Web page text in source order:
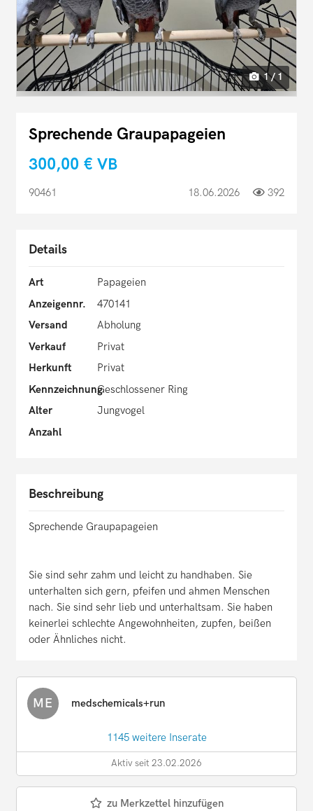
1 / 1
Sprechende Graupapageien
300,00 € VB
90461 18.06.2026 392
Details
Art
Papageien
Anzeigennr.
470141
Versand
Abholung
Verkauf
Privat
Herkunft
Privat
KennzeichnungGeschlossener Ring
Alter
Jungvogel
Anzahl
Beschreibung
Sprechende Graupapageien
Sie sind sehr zahm und leicht zu handhaben. Sie
unterhalten sich gern, pfeifen und ahmen Menschen
nach. Sie sind sehr lieb und unterhaltsam. Sie haben
keinerlei schlechte Angewohnheiten, zupfen, beißen
oder Ähnliches nicht.
ME medschemicals+run
1145 weitere Inserate
Aktiv seit 23.02.2026
zu Merkzettel hinzufügen